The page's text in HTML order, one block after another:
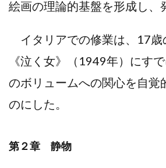
絵画の理論的基盤を形成し、
イタリアでの修業は、17歳
《泣く女》（1949年）にす
のボリュームへの関心を自覚
のにした。
第２章 静物